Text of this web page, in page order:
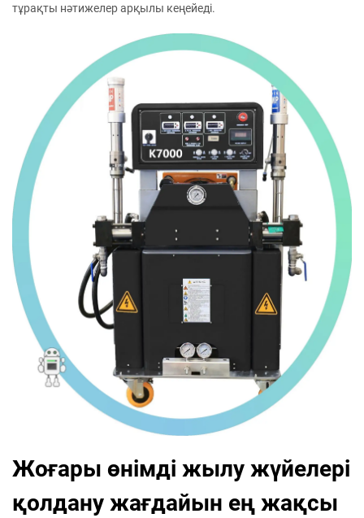
тұрақты нәтижелер арқылы кеңейеді.
Жоғары өнімді жылу жүйелері
қолдану жағдайын ең жақсы